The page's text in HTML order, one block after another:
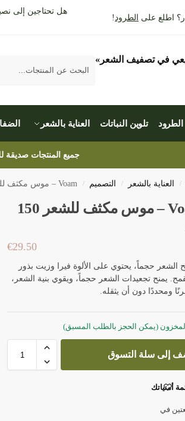
اطلع على الطرود !
هل تحتاجين إلى
الطرود تلوين النباتات العناية بالشعر
جميع المنتجات صديقة للبيئة أو طبيعية 100%، وقد تم
/ العناية بالشعر / التصميم / Voam – موس مكثف للشعر 150 مل
Voam – موس مكثف للشعر 150
€29.50
حجماً، يحتوي على الألوة فيرا وزيت بذور
يمنح تجعيدات الشعر حجماً، ويقوي بنية الشعر،
ومحددًا دون أن يثقله.
إلى سلة التسوق
أمنياتك
في